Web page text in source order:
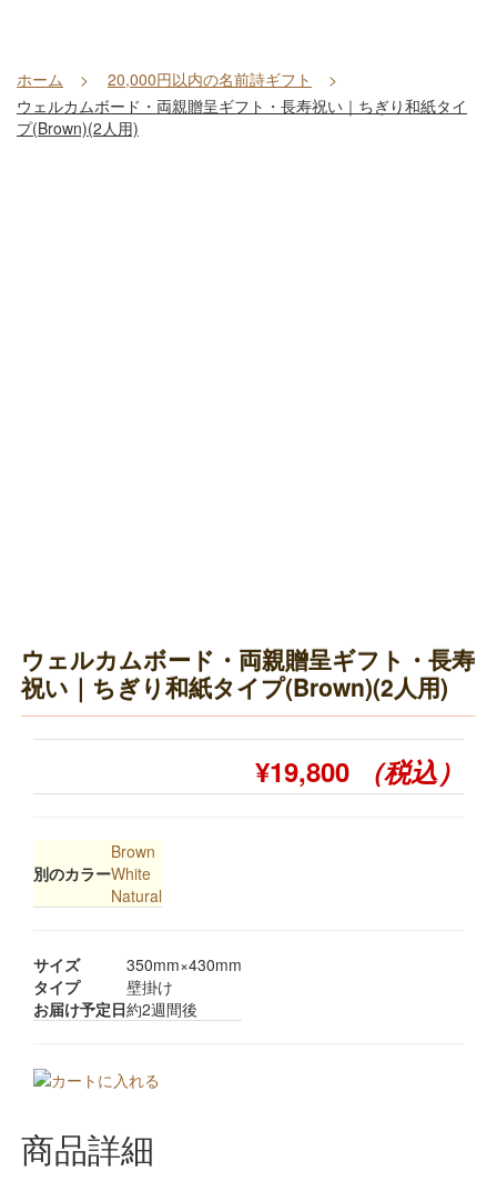
ホーム
20,000円以内の名前詩ギフト
ウェルカムボード・両親贈呈ギフト・長寿祝い｜ちぎり和紙タイ
プ(Brown)(2人用)
ウェルカムボード・両親贈呈ギフト・長寿
祝い｜ちぎり和紙タイプ(Brown)(2人用)
¥19,800 （税込）
別のカラー
Brown
White
Natural
サイズ
350mm×430mm
タイプ
壁掛け
お届け予定日約2週間後
商品詳細